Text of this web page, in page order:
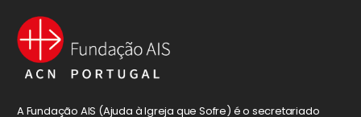
A Fundação AIS (Ajuda à Igreja que Sofre) é o secretariado